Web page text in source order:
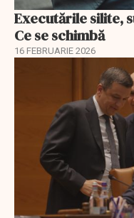
Executările silite,
Ce se schimbă
16 FEBRUARIE 2026